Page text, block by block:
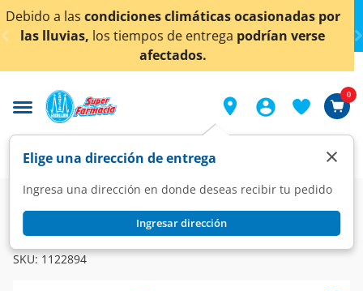
< div class="carousel-inner">
por
¡Ahora también en Aguascalientes! Daclic
conocer detalles.
Elige una dirección de entrega
Ingresa una dirección en donde deseas recibir tu pedido
Ingresar dirección
×
0
Farmacia Medicina Respiratorio Antigripales
Prindex Cof, Solución 150 ml.
SKU: 1122894